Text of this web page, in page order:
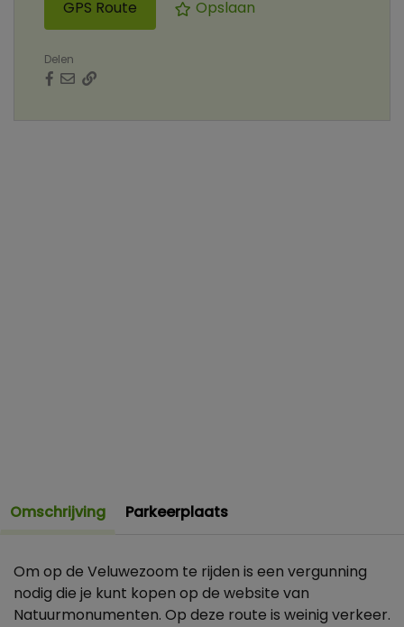
GPS Route Opslaan
Delen
Omschrijving Parkeerplaats
Om op de Veluwezoom te rijden is een vergunning
nodig die je kunt kopen op de website van
Natuurmonumenten. Op deze route is weinig verkeer.